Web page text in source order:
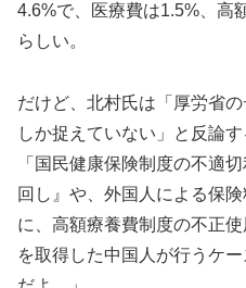
4.6%で、医療費は1.5%、高
らしい。
だけど、北村氏は「厚労省
しか捉えていない」と反論す
「国民健康保険制度の不適
回し』や、外国人による保
に、高額療養費制度の不正
を取得した中国人が行うケ